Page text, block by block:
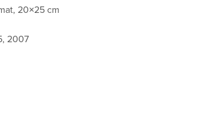
20×25 cm
2007